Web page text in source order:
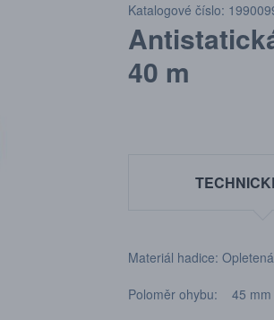
Katalogové číslo:
40 m
Materiál hadice:
Poloměr ohybu: 45 mm